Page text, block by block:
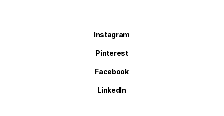
Instagram
Pinterest
Facebook
LinkedIn